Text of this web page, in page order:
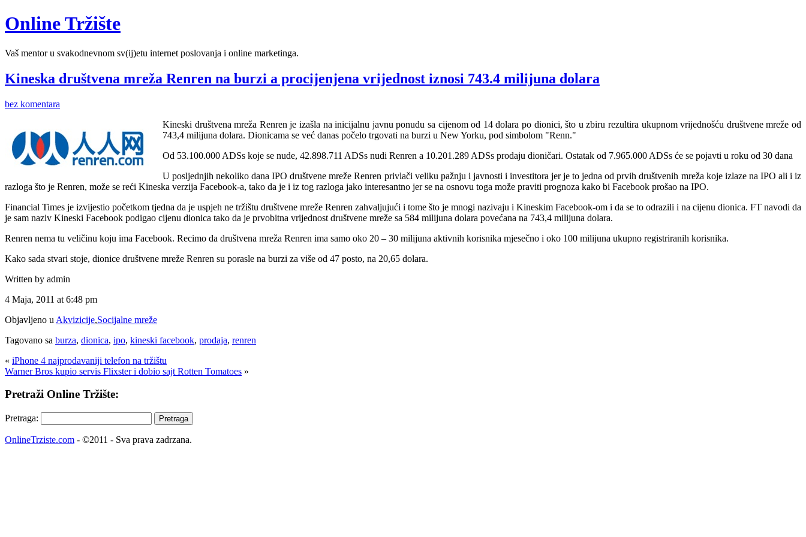
Online Tržište
Vaš mentor u svakodnevnom sv(ij)etu internet poslovanja i online marketinga.
Kineska društvena mreža Renren na burzi a procijenjena vrijednost iznosi 743.4 milijuna dolara
bez komentara
Kineski društvena mreža Renren je izašla na inicijalnu javnu ponudu sa cijenom od 14 dolara po dionici, što u zbiru rezultira ukupnom vrijednošću društvene mreže od
743,4 milijuna dolara. Dionicama se već danas počelo trgovati na burzi u New Yorku, pod simbolom "Renn."
Od 53.100.000 ADSs koje se nude, 42.898.711 ADSs nudi Renren a 10.201.289 ADSs prodaju dioničari. Ostatak od 7.965.000 ADSs će se pojavti u roku od 30 dana
U posljednjih nekoliko dana IPO društvene mreže Renren privlači veliku pažnju i javnosti i investitora jer je to jedna od prvih društvenih mreža koje izlaze na IPO ali i iz
razloga što je Renren, može se reći Kineska verzija Facebook-a, tako da je i iz tog razloga jako interesantno jer se na osnovu toga može praviti prognoza kako bi Facebook prošao na IPO.
Financial Times je izvijestio početkom tjedna da je uspjeh ne tržištu društvene mreže Renren zahvaljujući i tome što je mnogi nazivaju i Kineskim Facebook-om i da se to odrazili i na cijenu dionica. FT navodi da
je sam naziv Kineski Facebook podigao cijenu dionica tako da je prvobitna vrijednost društvene mreže sa 584 milijuna dolara povećana na 743,4 milijuna dolara.
Renren nema tu veličinu koju ima Facebook. Recimo da društvena mreža Renren ima samo oko 20 – 30 milijuna aktivnih korisnika mjesečno i oko 100 milijuna ukupno registriranih korisnika.
Kako sada stvari stoje, dionice društvene mreže Renren su porasle na burzi za više od 47 posto, na 20,65 dolara.
Written by admin
4 Maja, 2011 at 6:48 pm
Objavljeno u Akvizicije,Socijalne mreže
Tagovano sa burza, dionica, ipo, kineski facebook, prodaja, renren
« iPhone 4 najprodavaniji telefon na tržištu
Warner Bros kupio servis Flixster i dobio sajt Rotten Tomatoes »
Pretraži Online Tržište:
Pretraga:
OnlineTrziste.com - ©2011 - Sva prava zadrzana.